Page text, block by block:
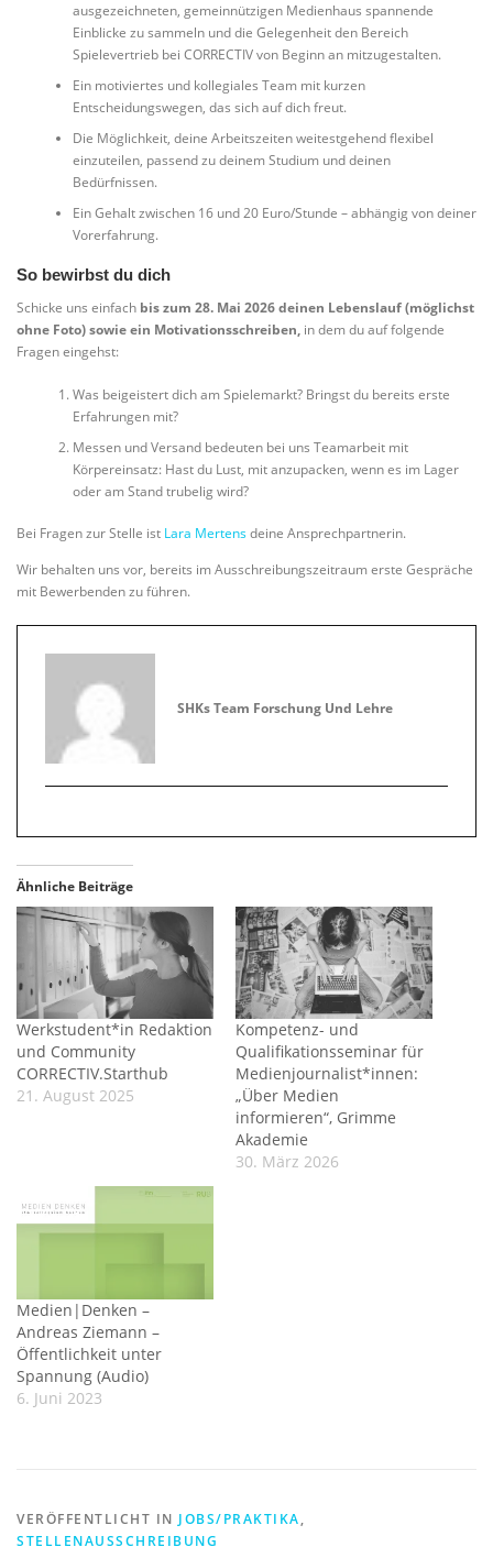
ausgezeichneten, gemeinnützigen Medienhaus spannende
Einblicke zu sammeln und die Gelegenheit den Bereich
Spielevertrieb bei CORRECTIV von Beginn an mitzugestalten.
Ein motiviertes und kollegiales Team mit kurzen
Entscheidungswegen, das sich auf dich freut.
Die Möglichkeit, deine Arbeitszeiten weitestgehend flexibel
einzuteilen, passend zu deinem Studium und deinen
Bedürfnissen.
Ein Gehalt zwischen 16 und 20 Euro/Stunde – abhängig von deiner
Vorerfahrung.
So bewirbst du dich
Schicke uns einfach bis zum 28. Mai 2026 deinen Lebenslauf (möglichst
ohne Foto) sowie ein Motivationsschreiben, in dem du auf folgende
Fragen eingehst:
Was beigeistert dich am Spielemarkt? Bringst du bereits erste
Erfahrungen mit?
Messen und Versand bedeuten bei uns Teamarbeit mit
Körpereinsatz: Hast du Lust, mit anzupacken, wenn es im Lager
oder am Stand trubelig wird?
Bei Fragen zur Stelle ist Lara Mertensdeine Ansprechpartnerin.
Wir behalten uns vor, bereits im Ausschreibungszeitraum erste Gespräche
mit Bewerbenden zu führen.
SHKs Team Forschung Und Lehre
Ähnliche Beiträge
Werkstudent*in Redaktion
und Community
CORRECTIV.Starthub
21. August 2025
Kompetenz- und
Qualifikationsseminar für
Medienjournalist*innen:
„Über Medien
informieren“, Grimme
Akademie
30. März 2026
Medien|Denken –
Andreas Ziemann –
Öffentlichkeit unter
Spannung (Audio)
6. Juni 2023
VERÖFFENTLICHT IN JOBS/PRAKTIKA,
STELLENAUSSCHREIBUNG